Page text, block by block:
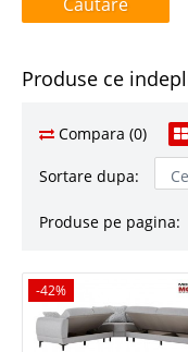
Produse ce
Compara (0)
Sortare dupa:
Produse pe pagina:
-42%
-42%